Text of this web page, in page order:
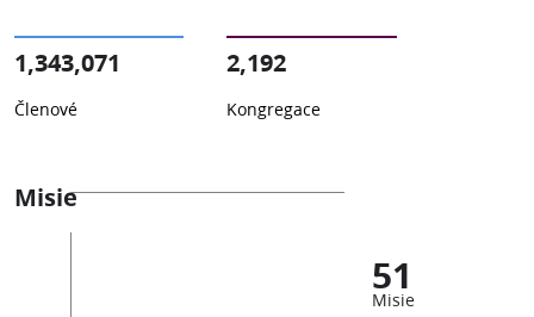
1,343,071
Členové
2,192
Kongregace
Misie
51
Misie